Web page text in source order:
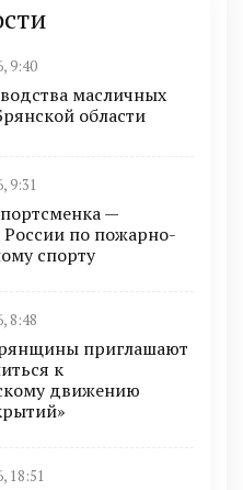
9:40
масличных
области
9:31
—
по пожарно-
спорту
8:48
приглашают
к
движению
18:51